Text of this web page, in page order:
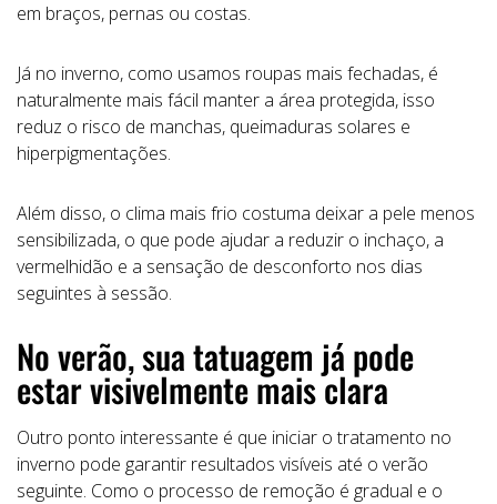
em braços, pernas ou costas.
Já no inverno, como usamos roupas mais fechadas, é
naturalmente mais fácil manter a área protegida, isso
reduz o risco de manchas, queimaduras solares e
hiperpigmentações.
Além disso, o clima mais frio costuma deixar a pele menos
sensibilizada, o que pode ajudar a reduzir o inchaço, a
vermelhidão e a sensação de desconforto nos dias
seguintes à sessão.
No verão, sua tatuagem já pode
estar visivelmente mais clara
Outro ponto interessante é que iniciar o tratamento no
inverno pode garantir resultados visíveis até o verão
seguinte. Como o processo de remoção é gradual e o